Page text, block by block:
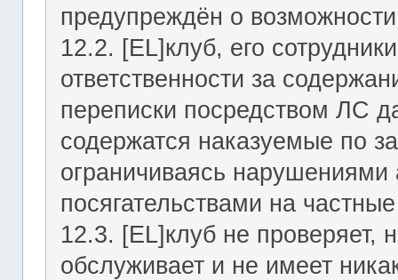
предупреждён о
12.2. [EL]клуб, его
ответственности за
переписки посредством ЛС
содержатся наказуемые по
ограничиваясь
посягательствами на
12.3. [EL]клуб не проверяет,
обслуживает и не имеет